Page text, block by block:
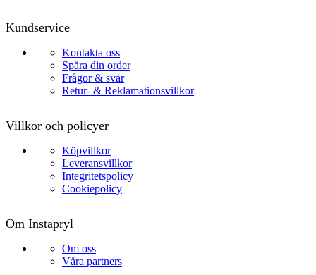
Kundservice
Kontakta oss
Spåra din order
Frågor & svar
Retur- & Reklamationsvillkor
Villkor och policyer
Köpvillkor
Leveransvillkor
Integritetspolicy
Cookiepolicy
Om Instapryl
Om oss
Våra partners